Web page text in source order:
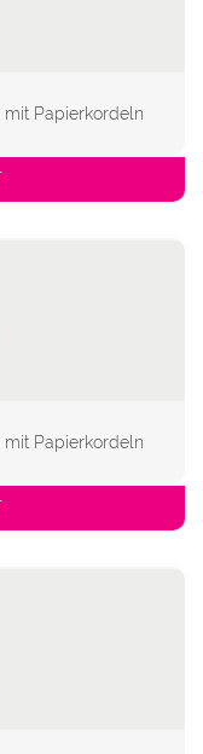
mit Papierkordeln
mit Papierkordeln